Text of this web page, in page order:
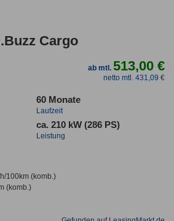
Cargo
ab mtl.513,00 €
netto mtl. 431,09 €
60 Monate
Laufzeit
ca. 210 kW (286 PS)
Leistung
100km(komb.)
(komb.)